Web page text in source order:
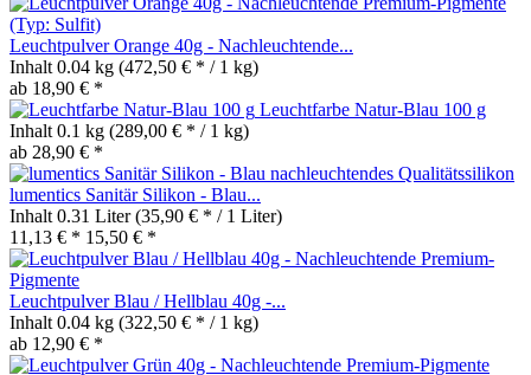
Leuchtpulver Orange 40g - Nachleuchtende...
Inhalt 0.04 kg (472,50 € * / 1 kg)
ab 18,90 € *
Leuchtfarbe Natur-Blau 100 g
Inhalt 0.1 kg (289,00 € * / 1 kg)
ab 28,90 € *
lumentics Sanitär Silikon - Blau...
Inhalt 0.31 Liter(35,90 € * / 1 Liter)
11,13 € * 15,50 € *
Leuchtpulver Blau / Hellblau 40g -...
Inhalt 0.04 kg (322,50 € * / 1 kg)
ab 12,90 € *